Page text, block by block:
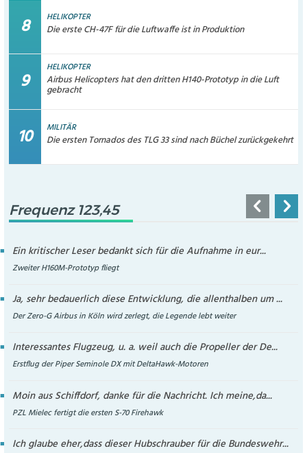
HELIKOPTER
Die erste CH-47F für die Luftwaffe ist in Produktion
HELIKOPTER
Airbus Helicopters hat den dritten H140-Prototyp in die Luft
gebracht
MILITÄR
Die ersten Tornados des TLG 33 sind nach Büchel zurückgekehrt
Frequenz 123,45
Ein kritischer Leser bedankt sich für die Aufnahme in eur...
Zweiter H160M-Prototyp fliegt
Ja, sehr bedauerlich diese Entwicklung, die allenthalben um ...
Der Zero-G Airbus in Köln wird zerlegt, die Legende lebt weiter
Interessantes Flugzeug, u. a. weil auch die Propeller der De...
Erstflug der Piper Seminole DX mit DeltaHawk-Motoren
Moin aus Schiffdorf, danke für die Nachricht. Ich meine,da...
PZL Mielec fertigt die ersten S-70 Firehawk
Ich glaube eher,dass dieser Hubschrauber für die Bundeswehr...